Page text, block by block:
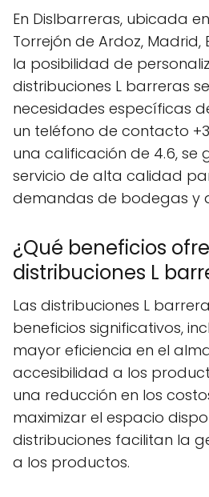
En Dislbarreras, ubicada
Torrejón de Ardoz, Madrid,
la posibilidad de
distribuciones L barreras
necesidades específicas
un teléfono de contacto
una calificación de 4.6, se
servicio de alta calidad
demandas de bodegas y
¿Qué beneficios
distribuciones L
Las distribuciones L
beneficios significativos,
mayor eficiencia en el
accesibilidad a los
una reducción en los
maximizar el espacio
distribuciones facilitan la
a los productos.